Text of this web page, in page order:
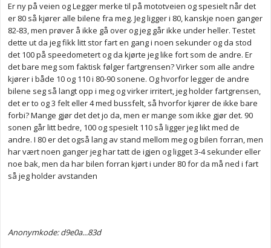
Er ny på veien og Legger merke til på mototveien og spesielt når det
er 80 så kjører alle bilene fra meg. Jeg ligger i 80, kanskje noen ganger
82-83, men prøver å ikke gå over og jeg går ikke under heller. Testet
dette ut da jeg fikk litt stor fart en gang i noen sekunder og da stod
det 100 på speedometert og da kjørte jeg like fort som de andre. Er
det bare meg som faktisk følger fartgrensen? Virker som alle andre
kjører i både 10 og 110 i 80-90 sonene. Og hvorfor legger de andre
bilene seg så langt opp i meg og virker irritert, jeg holder fartgrensen,
det er to og 3 felt eller 4 med bussfelt, så hvorfor kjører de ikke bare
forbi? Mange gjør det det jo da, men er mange som ikke gjør det. 90
sonen går litt bedre, 100 og spesielt 110 så ligger jeg likt med de
andre. I 80 er det også lang av stand mellom meg og bilen forran, men
har vært noen ganger jeg har tatt de igjen og ligget 3-4 sekunder eller
noe bak, men da har bilen forran kjørt i under 80 for da må ned i fart
så jeg holder avstanden
Anonymkode: d9e0a...83d